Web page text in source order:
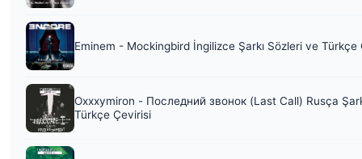
Eminem - Mockingbird İngilizce Şarkı Sözleri ve Türkçe
Oxxxymiron - Последний звонок (Last Call) Rusça
Türkçe Çevirisi